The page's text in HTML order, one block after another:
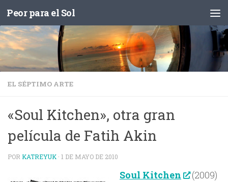
Saltar al contenido
Peor para el Sol
EL SÉPTIMO ARTE
«Soul Kitchen», otra gran
película de Fatih Akin
POR KATREYUK · 1 DE MAYO DE 2010
Soul Kitchen (2009)